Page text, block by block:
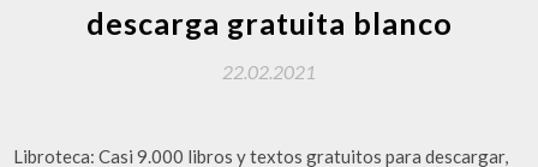
descarga gratuita blanco
22.02.2021
Libroteca: Casi 9.000 libros y textos gratuitos para descargar,